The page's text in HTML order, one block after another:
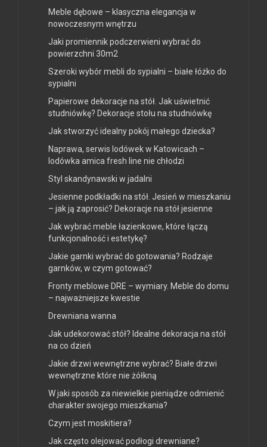
Meble dębowe – klasyczna elegancja w
nowoczesnym wnętrzu
Jaki promiennik podczerwieni wybrać do
powierzchni 30m2
Szeroki wybór mebli do sypialni – białe łóżko do
sypialni
Papierowe dekoracje na stół. Jak uświetnić
studniówkę? Dekoracje stołu na studniówkę
Jak stworzyć idealny pokój małego dziecka?
Naprawa, serwis lodówek w Katowicach –
lodówka amica fresh line nie chłodzi
Styl skandynawski w jadalni
Jesienne podkładki na stół. Jesień w mieszkaniu
– jak ją zaprosić? Dekoracje na stół jesienne
Jak wybrać meble łazienkowe, które łączą
funkcjonalność i estetykę?
Jakie garnki wybrać do gotowania? Rodzaje
garnków, w czym gotować?
Fronty meblowe DRE – wymiary. Meble do domu
– najważniejsze kwestie
Drewniana wanna
Jak udekorować stół? Idealne dekoracja na stół
na co dzień
Jakie drzwi wewnętrzne wybrać? Białe drzwi
wewnętrzne które nie żółkną
W jaki sposób za niewielkie pieniądze odmienić
charakter swojego mieszkania?
Czym jest moskitiera?
Jak często olejować podłogi drewniane?